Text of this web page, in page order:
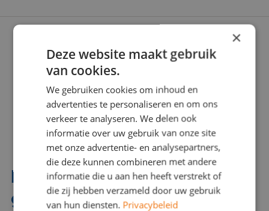
Interesse? Benno helpt je
graag verder!
×
Deze website maakt gebruik
van cookies.
We gebruiken cookies om inhoud en
advertenties te personaliseren en om ons
verkeer te analyseren. We delen ook
informatie over uw gebruik van onze site
met onze advertentie- en analysepartners,
die deze kunnen combineren met andere
informatie die u aan hen heeft verstrekt of
die zij hebben verzameld door uw gebruik
van hun diensten. Privacybeleid